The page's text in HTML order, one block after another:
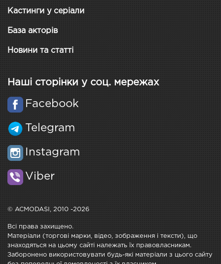
Кастинги у серіали
База акторів
Новини та статті
Наші сторінки у соц. мережах
Facebook
Telegram
Instagram
Viber
© ACMODASI, 2010 -2026
Всі права захищено.
Матеріали (торгові марки, відео, зображення і тексти), що
знаходяться на цьому сайті належать їх правовласникам.
Заборонено використовувати будь-які матеріали з цього сайту